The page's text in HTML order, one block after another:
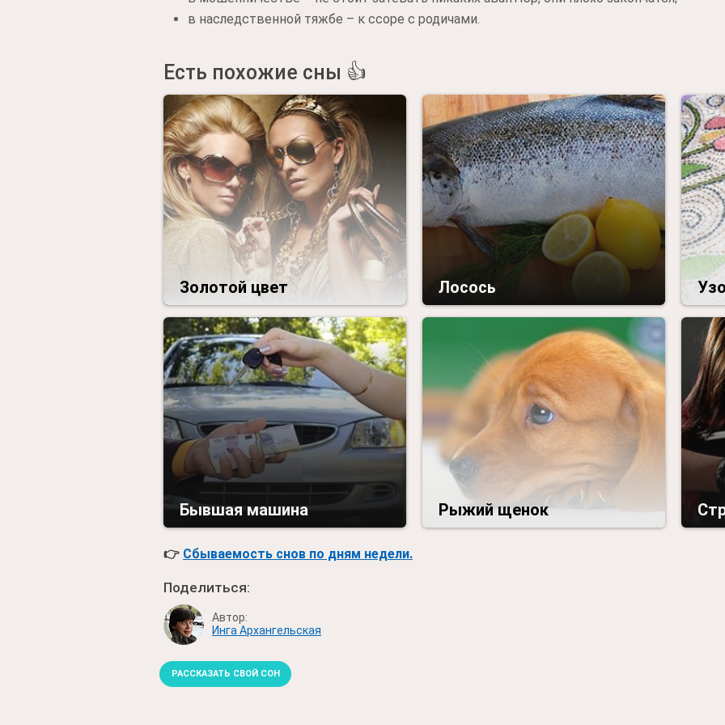
в наследственной тяжбе – к ссоре с родичами.
Есть похожие сны 👍
Золотой цвет Лосось
Бывшая машина Рыжий щенок
👉 Сбываемость снов по дням недели.
Поделиться:
Автор:
Инга Архангельская
РАССКАЗАТЬ СВОЙ СОН